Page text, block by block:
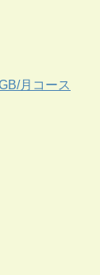
月コース